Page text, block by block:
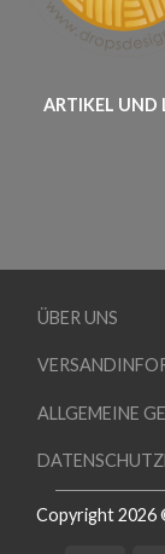
ARTIKEL UND
ÜBER UNS
ALLGEMEINE
Copyright 2026